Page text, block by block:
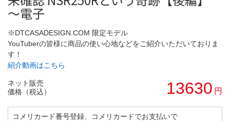
～電子
※DTCASADESIGN.COM 限定モデル
YouTuberの皆様に商品の使い心地などをご紹介いただいておりま
す！
紹介動画はこちら
ネット販売
価格（税込）
13630 円
コメリカード番号登録、コメリカードでお支払いで